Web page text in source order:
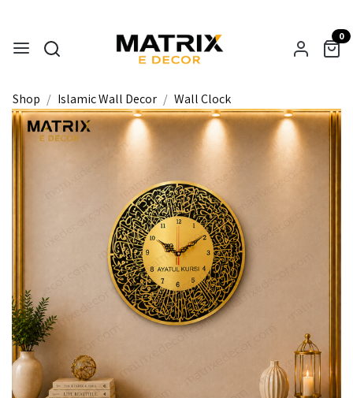
0
Shop Islamic Wall Decor Wall Clock